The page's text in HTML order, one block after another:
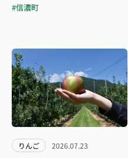
#信濃町
りんご 2026.07.23